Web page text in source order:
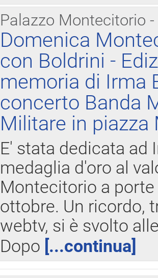
Palazzo Montecitorio
Domenica
con Boldrini -
memoria di Irma
concerto Banda
Militare in
E' stata dedicata ad
medaglia d'oro al
Montecitorio a
ottobre. Un ricordo,
webtv, si è svolto
Dopo [...continua]